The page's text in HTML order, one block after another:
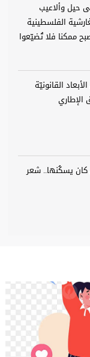
حيل وألاعيب
الفلسطينية
ممكنا فلا تُضيّعوا
القانونيّة
الإطاري
كان يسكُنها.. شعر